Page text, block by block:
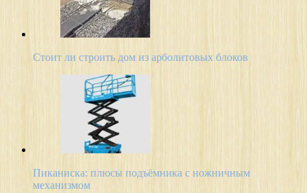
Стоит ли строить дом из арболитовых блоков
Пиканиска: плюсы подъёмника с ножничным
механизмом